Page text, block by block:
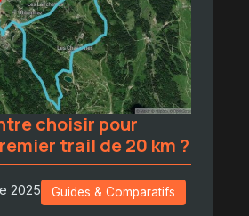
choisir pour
trail de 20 km ?
2025 Guides & Comparatifs